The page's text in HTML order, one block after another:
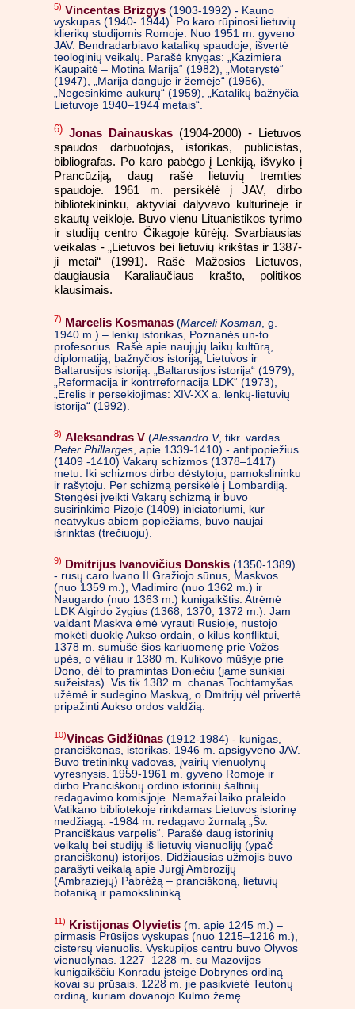
5) Vincentas Brizgys (1903-1992) - Kauno
vyskupas (1940- 1944). Po karo rūpinosi lietuvių
klierikų studijomis Romoje. Nuo 1951 m. gyveno
JAV. Bendradarbiavo katalikų spaudoje, išvertė
teologinių veikalų. Parašė knygas: „Kazimiera
Kaupaitė – Motina Marija“ (1982), „Moterystė“
(1947), „Marija danguje ir žemėje“ (1956),
„Negesinkime aukurų“ (1959), „Katalikų bažnyčia
Lietuvoje 1940–1944 metais“.
6) Jonas Dainauskas (1904-2000) - Lietuvos
spaudos darbuotojas, istorikas, publicistas,
bibliografas. Po karo pabėgo į Lenkiją, išvyko į
Prancūziją, daug rašė lietuvių tremties
spaudoje. 1961 m. persikėlė į JAV, dirbo
bibliotekininku, aktyviai dalyvavo kultūrinėje ir
skautų veikloje. Buvo vienu Lituanistikos tyrimo
ir studijų centro Čikagoje kūrėjų. Svarbiausias
veikalas - „Lietuvos bei lietuvių krikštas ir 1387-
ji metai“ (1991). Rašė Mažosios Lietuvos,
daugiausia Karaliaučiaus krašto, politikos
klausimais.
7) Marcelis Kosmanas (Marceli Kosman , g.
1940 m.) – lenkų istorikas, Poznanės un-to
profesorius. Rašė apie naujųjų laikų kultūrą,
diplomatiją, bažnyčios istoriją, Lietuvos ir
Baltarusijos istoriją: „Baltarusijos istorija“ (1979),
„Reformacija ir kontrrefornacija LDK“ (1973),
„Erelis ir persekiojimas: XIV-XX a. lenkų-lietuvių
istorija“ (1992).
8) Aleksandras V (Alessandro V, tikr. vardas
Peter Phillarges , apie 1339-1410) - antipopiežius
(1409 -1410) Vakarų schizmos (1378–1417)
metu. Iki schizmos dirbo dėstytoju, pamokslininku
ir rašytoju. Per schizmą persikėlė į Lombardiją.
Stengėsi įveikti Vakarų schizmą ir buvo
susirinkimo Pizoje (1409) iniciatoriumi, kur
neatvykus abiem popiežiams, buvo naujai
išrinktas (trečiuoju).
9) Dmitrijus Ivanovičius Donskis (1350-1389)
- rusų caro Ivano II Gražiojo sūnus, Maskvos
(nuo 1359 m.), Vladimiro (nuo 1362 m.) ir
Naugardo (nuo 1363 m.) kunigaikštis. Atrėmė
LDK Algirdo žygius (1368, 1370, 1372 m.). Jam
valdant Maskva ėmė vyrauti Rusioje, nustojo
mokėti duoklę Aukso ordain, o kilus konfliktui,
1378 m. sumušė šios kariuomenę prie Vožos
upės, o vėliau ir 1380 m. Kulikovo mūšyje prie
Dono, dėl to pramintas Doniečiu (jame sunkiai
sužeistas). Vis tik 1382 m. chanas Tochtamyšas
užėmė ir sudegino Maskvą, o Dmitrijų vėl privertė
pripažinti Aukso ordos valdžią.
10)Vincas Gidžiūnas (1912-1984) - kunigas,
pranciškonas, istorikas. 1946 m. apsigyveno JAV.
Buvo tretininkų vadovas, įvairių vienuolynų
vyresnysis. 1959-1961 m. gyveno Romoje ir
dirbo Pranciškonų ordino istorinių šaltinių
redagavimo komisijoje. Nemažai laiko praleido
Vatikano bibliotekoje rinkdamas Lietuvos istorinę
medžiagą. -1984 m. redagavo žurnalą „Šv.
Pranciškaus varpelis“. Parašė daug istorinių
veikalų bei studijų iš lietuvių vienuolijų (ypač
pranciškonų) istorijos. Didžiausias užmojis buvo
parašyti veikalą apie Jurgį Ambrozijų
(Ambraziejų) Pabrėžą – pranciškoną, lietuvių
botaniką ir pamokslininką.
11) Kristijonas Olyvietis (m. apie 1245 m.) –
pirmasis Prūsijos vyskupas (nuo 1215–1216 m.),
cistersų vienuolis. Vyskupijos centru buvo Olyvos
vienuolynas. 1227–1228 m. su Mazovijos
kunigaikščiu Konradu įsteigė Dobrynės ordiną
kovai su prūsais. 1228 m. jie pasikvietė Teutonų
ordiną, kuriam dovanojo Kulmo žemę.